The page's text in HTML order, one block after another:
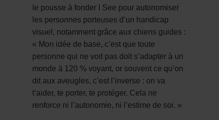
le pousse à fonder I See pour autonomiser
les personnes porteuses d’un handicap
visuel, notamment grâce aux chiens guides :
« Mon idée de base, c’est que toute
personne qui ne voit pas doit s’adapter à un
monde à 120 % voyant, or souvent ce qu’on
dit aux aveugles, c’est l’inverse : on va
t’aider, te porter, te protéger. Cela ne
renforce ni l’autonomie, ni l’estime de soi. »